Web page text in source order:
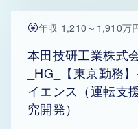
年収 1,210～1,910万
本田技研工業株式
_HG_【東京勤務
イエンス（運転支
究開発）